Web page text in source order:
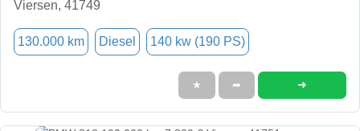
Viersen, 41749
130.000 km Diesel 140 kw (190 PS)
★ ➦ ➜